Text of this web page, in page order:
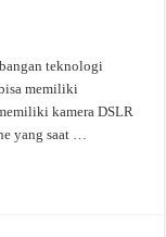
teknologi
memiliki
kamera DSLR
yang saat …